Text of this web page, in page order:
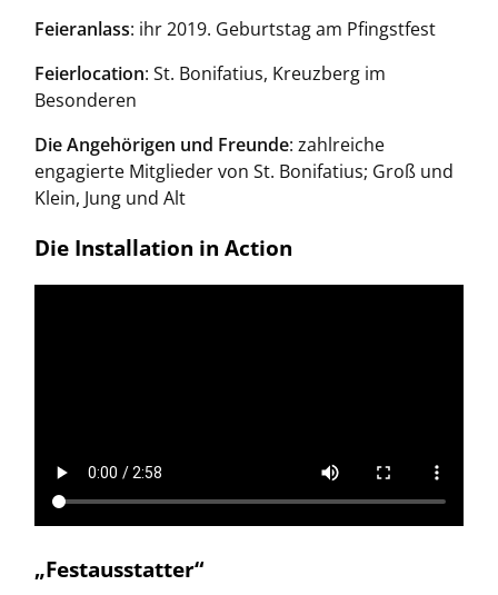
Feieranlass: ihr 2019. Geburtstag am Pfingstfest
Feierlocation: St. Bonifatius, Kreuzberg im
Besonderen
Die Angehörigen und Freunde: zahlreiche
engagierte Mitglieder von St. Bonifatius; Groß und
Klein, Jung und Alt
Die Installation in Action
„Festausstatter“